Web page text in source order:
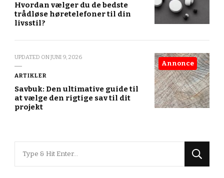
Hvordan vælger du de bedste
trådløse høretelefoner til din
livsstil?
UPDATED ONJUNI 9, 2026
ARTIKLER
Savbuk: Den ultimative guide til
at vælge den rigtige sav til dit
projekt
Annonce